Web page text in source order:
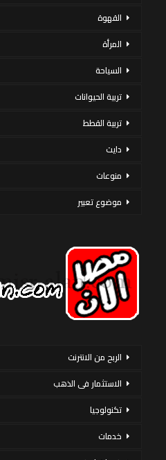
القهوة
المرأة
السياحة
تربية الحيوانات
تربية القطط
دايت
منوعات
موضوع تعبير
الربح من الانترنت
الاستثمار فى الذهب
تكنولوجيا
خدمات